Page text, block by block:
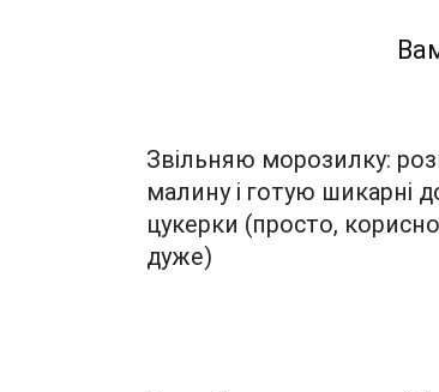
Звільняю морозилку:
малину і готую шикарні
цукерки (просто,
дуже)